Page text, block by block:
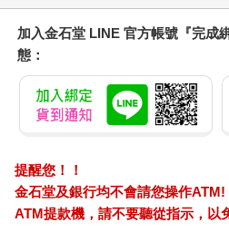
加入金石堂 LINE 官方帳號『完成
態：
提醒您！！
金石堂及銀行均不會請您操作
ATM提款機，請不要聽從指示，以